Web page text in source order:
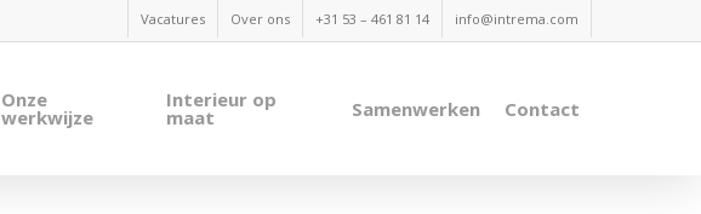
Vacatures Over ons +31 53 – 461 81 14 info@intrema.com
Onze
werkwijze
Interieur op
maat Samenwerken Contact